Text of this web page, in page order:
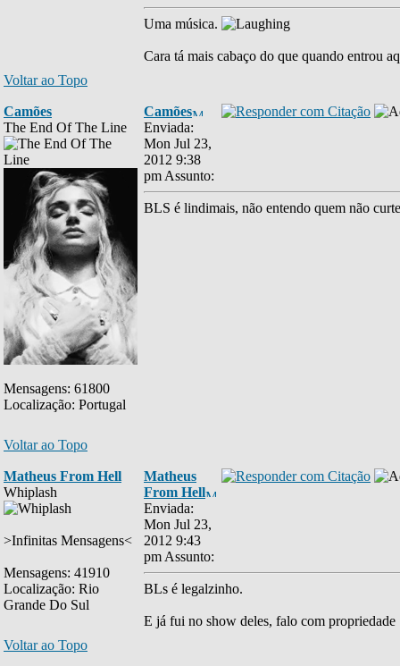
Uma música.
Cara tá mais cabaço do que quando entrou
Voltar ao Topo
Camões
The End Of The Line
Mensagens: 61800
Localização: Portugal
Camões
Enviada:
Mon Jul 23,
2012 9:38
pm Assunto:
BLS é lindimais, não entendo quem não curte
Voltar ao Topo
Matheus From Hell
Whiplash
>Infinitas Mensagens<
Mensagens: 41910
Localização: Rio
Grande Do Sul
Matheus
From Hell
Enviada:
Mon Jul 23,
2012 9:43
pm Assunto:
BLs é legalzinho.
E já fui no show deles, falo com propriedade
Voltar ao Topo